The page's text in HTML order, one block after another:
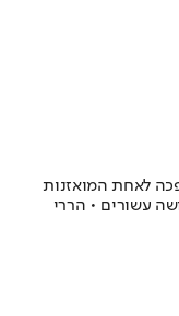
לאחת המואזנות
עשורים • הררי